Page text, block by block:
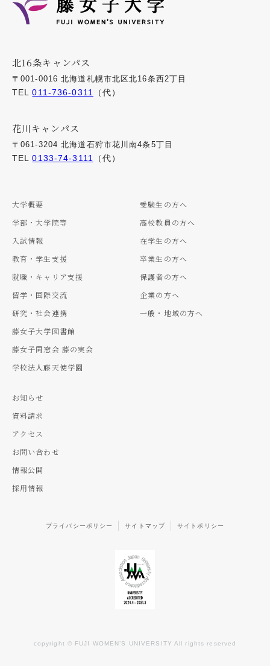
北16条キャンパス
〒001-0016 北海道札幌市北区北16条西2丁目
TEL011-736-0311 （代）
花川キャンパス
〒061-3204 北海道石狩市花川南4条5丁目
TEL0133-74-3111 （代）
大学概要
学部・大学院等
入試情報
教育・学生支援
就職・キャリア支援
留学・国際交流
研究・社会連携
藤女子大学図書館
藤女子同窓会 藤の実会
学校法人藤天使学園
受験生の方へ
高校教員の方へ
在学生の方へ
卒業生の方へ
保護者の方へ
企業の方へ
一般・地域の方へ
お知らせ
資料請求
アクセス
お問い合わせ
情報公開
採用情報
プライバシーポリシー サイトマップ サイトポリシー
copyright © FUJI WOMEN’S UNIVERSITY All rights reserved